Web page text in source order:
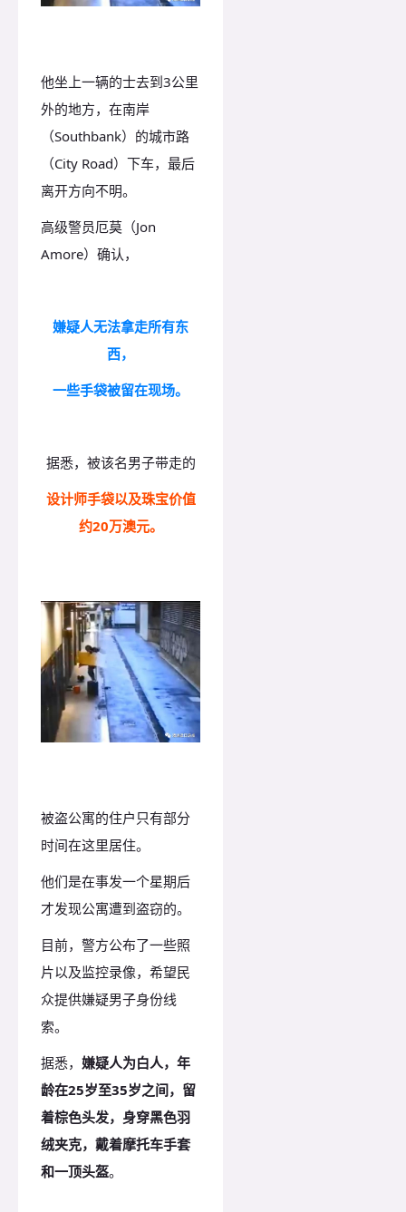
他坐上一辆的士去到3公里
外的地方，在南岸
（Southbank）的城市路
（City Road）下车，最后
离开方向不明。
高级警员厄莫（Jon
Amore）确认，
嫌疑人无法拿走所有东
西，
一些手袋被留在现场。
据悉，被该名男子带走的
设计师手袋以及珠宝价值
约20万澳元。
被盗公寓的住户只有部分
时间在这里居住。
他们是在事发一个星期后
才发现公寓遭到盗窃的。
目前，警方公布了一些照
片以及监控录像，希望民
众提供嫌疑男子身份线
索。
据悉， 嫌疑人为白人，年
龄在25岁至35岁之间，留
着棕色头发，身穿黑色羽
绒夹克，戴着摩托车手套
和一顶头盔。